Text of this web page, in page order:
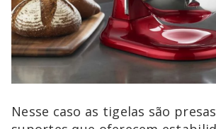
Nesse caso as tigelas são